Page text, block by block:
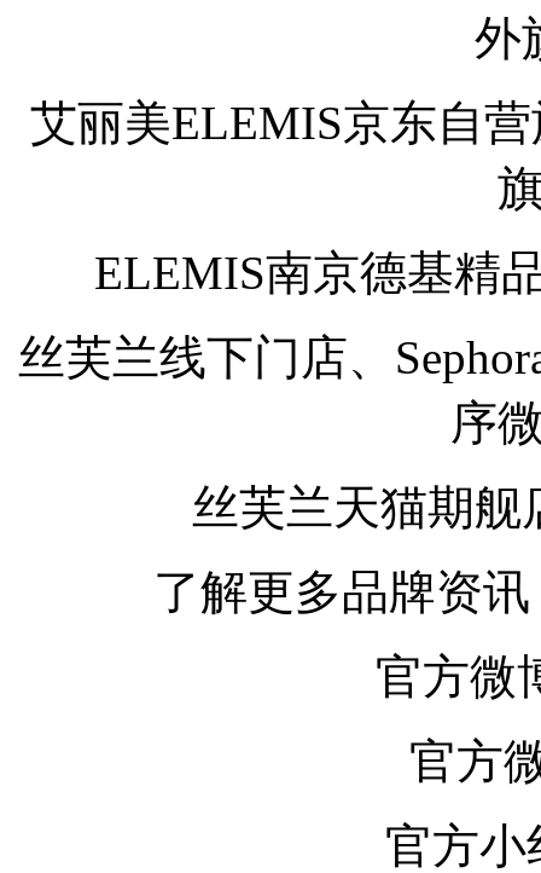
外
艾丽美ELEMIS京东自
ELEMIS南京德基精
丝芙兰线下门店、
序
丝芙兰天猫期舰
了解更多品牌资
官方微
官方
官方小